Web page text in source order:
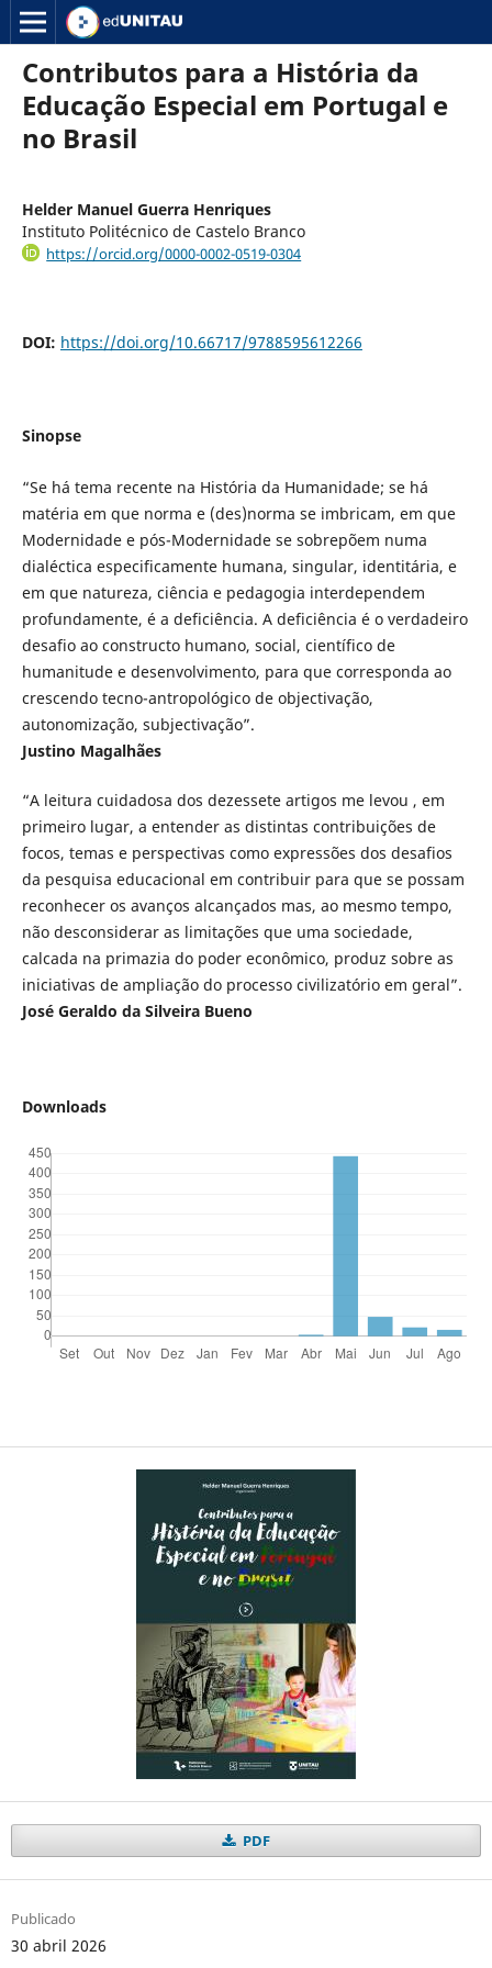
Contributos para a História da
Educação Especial em Portugal e
no Brasil
Helder Manuel Guerra Henriques
Instituto Politécnico de Castelo Branco
https://orcid.org/0000-0002-0519-0304
DOI: https://doi.org/10.66717/9788595612266
Sinopse
“Se há tema recente na História da Humanidade; se há
matéria em que norma e (des)norma se imbricam, em que
Modernidade e pós-Modernidade se sobrepõem numa
dialéctica especificamente humana, singular, identitária, e
em que natureza, ciência e pedagogia interdependem
profundamente, é a deficiência. A deficiência é o verdadeiro
desafio ao constructo humano, social, científico de
humanitude e desenvolvimento, para que corresponda ao
crescendo tecno-antropológico de objectivação,
autonomização, subjectivação”.
Justino Magalhães
“A leitura cuidadosa dos dezessete artigos me levou , em
primeiro lugar, a entender as distintas contribuições de
focos, temas e perspectivas como expressões dos desafios
da pesquisa educacional em contribuir para que se possam
reconhecer os avanços alcançados mas, ao mesmo tempo,
não desconsiderar as limitações que uma sociedade,
calcada na primazia do poder econômico, produz sobre as
iniciativas de ampliação do processo civilizatório em geral”.
José Geraldo da Silveira Bueno
Downloads
PDF
Publicado
30 abril 2026